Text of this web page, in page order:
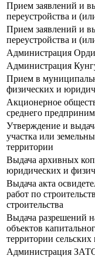
Прием заявлений и
переустройства и
Прием заявлений и
переустройства и
Администрация
Администрация
Прием в
физических и
Акционерное
среднего
Утверждение и
участка или
территории
Выдача архивных
юридических и
Выдача акта
работ по
строительства
Выдача разрешений
объектов
территории сельских
Администрация